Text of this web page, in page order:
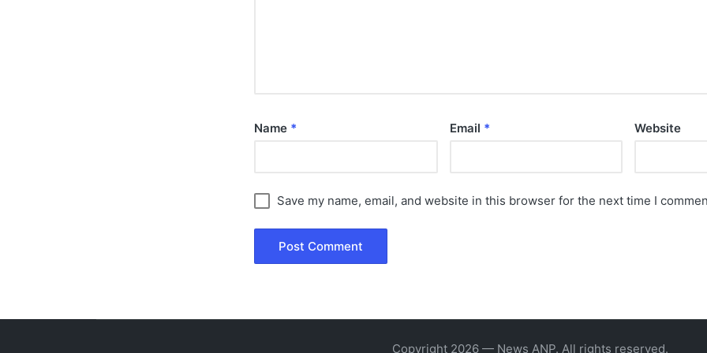
Name * Email * Website
Save my name, email, and website in this browser for the next time I
Copyright 2026 — News ANP. All rights reserved.